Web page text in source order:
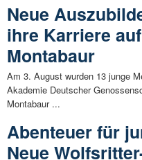
Neue
ihre Karriere
Montabaur
Am 3. August wurden 13 junge
Akademie Deutscher
Montabaur ...
Abenteuer für
Neue